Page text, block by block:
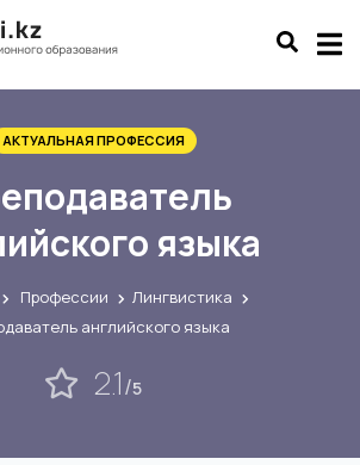
АКТУАЛЬНАЯ ПРОФЕССИЯ
языка
Профессии
Лингвистика
английского языка
2.1/5